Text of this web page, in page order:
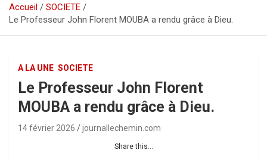
Accueil
SOCIETE
Le Professeur John Florent MOUBA a rendu grâce à Dieu.
A LA UNE SOCIETE
Le Professeur John Florent
MOUBA a rendu grâce à Dieu.
14 février 2026 journallechemin.com
Share this...